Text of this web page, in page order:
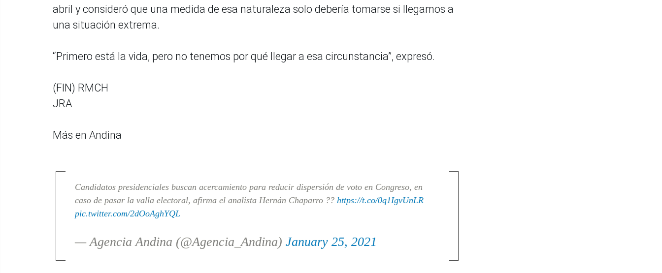
abril y consideró que una medida de esa naturaleza solo debería tomarse si llegamos a
una situación extrema.
“Primero está la vida, pero no tenemos por qué llegar a esa circunstancia”, expresó.
(FIN) RMCH
JRA
Más en Andina
Candidatos presidenciales buscan acercamiento para reducir dispersión de voto en Congreso, en
caso de pasar la valla electoral, afirma el analista Hernán Chaparro ?? https://t.co/0q1IgvUnLR
pic.twitter.com/2dOoAghYQL
— Agencia Andina (@Agencia_Andina) January 25, 2021